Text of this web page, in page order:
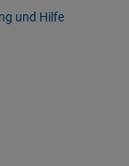
und Hilfe